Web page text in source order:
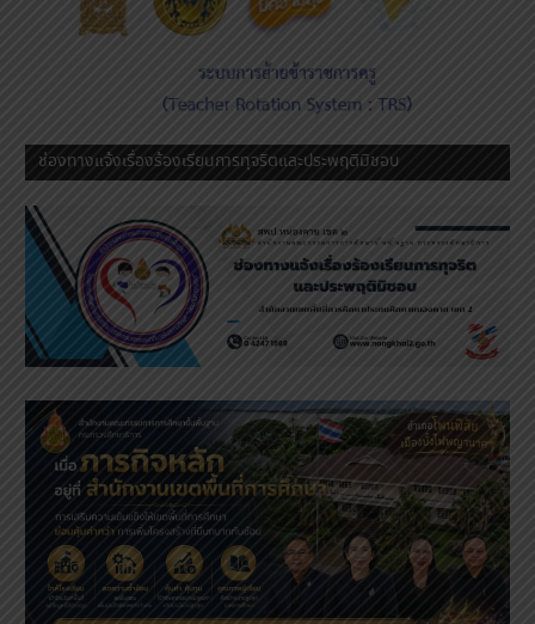
ช่องทางแจ้งเรื่องร้องเรียนการทุจริตและประพฤติมิชอบ